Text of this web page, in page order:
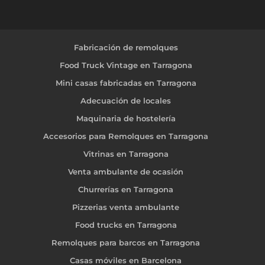
Fabricación de remolques
Food Truck Vintage en Tarragona
Mini casas fabricadas en Tarragona
Adecuación de locales
Maquinaria de hostelería
Accesorios para Remolques en Tarragona
Vitrinas en Tarragona
Venta ambulante de ocasión
Churrerías en Tarragona
Pizzerias venta ambulante
Food trucks en Tarragona
Remolques para barcos en Tarragona
Casas móviles en Barcelona